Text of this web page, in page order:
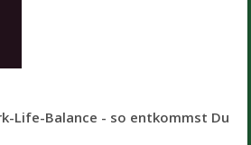
Life-Balance - so entkommst Du